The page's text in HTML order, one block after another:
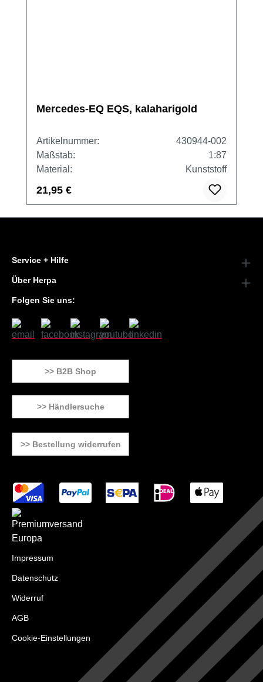
Mercedes-EQ EQS, kalaharigold
Artikelnummer:
430944-002
Maßstab:
1:87
Material:
Kunststoff
21,95 €
Service + Hilfe
Über Herpa
Folgen Sie uns:
>> B2B Shop
>> Händlersuche
>> Bestellung widerrufen
Impressum
Datenschutz
Widerruf
AGB
Cookie-Einstellungen